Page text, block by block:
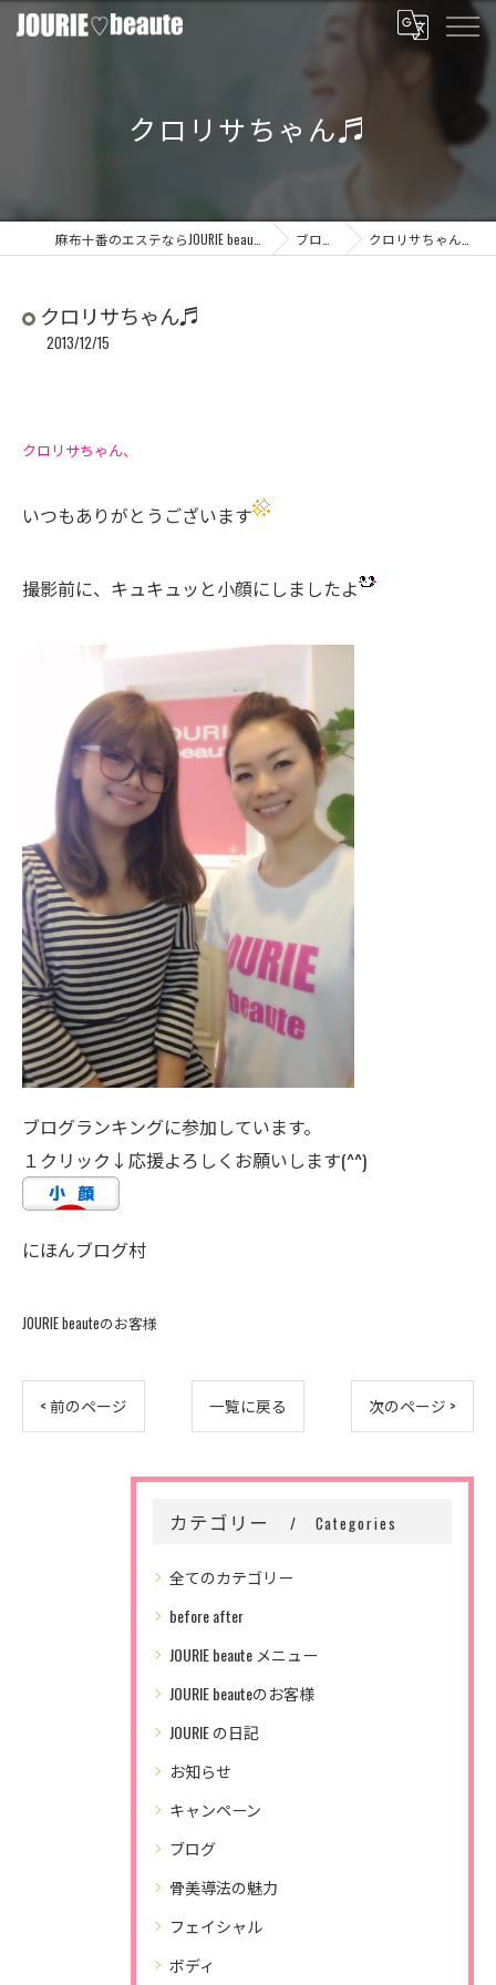
クロリサちゃん♬
ブログ クロリサちゃん♬
クロリサちゃん♬
2013/12/15
クロリサちゃん、
いつもありがとうございます
撮影前に、キュキュッと小顔にしましたよ
ブログランキングに参加しています。
１クリック↓応援よろしくお願いします(^^)
にほんブログ村
JOURIE beauteのお客様
< 前のページ 一覧に戻る 次のページ >
カテゴリー Categories
全てのカテゴリー
before after
JOURIE beaute メニュー
JOURIE beauteのお客様
JOURIE の日記
お知らせ
キャンペーン
ブログ
骨美導法の魅力
フェイシャル
ボディ